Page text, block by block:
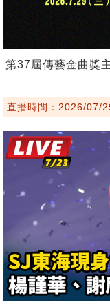
第37屆傳藝金曲獎
直播時間：2026/07/